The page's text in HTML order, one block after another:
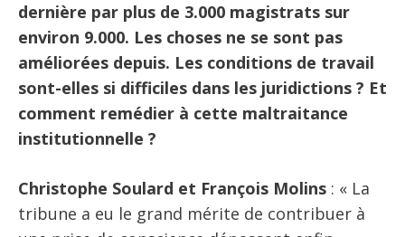
dernière par plus de 3.000 magistrats sur
environ 9.000. Les choses ne se sont pas
améliorées depuis. Les conditions de travail
sont-elles si difficiles dans les juridictions ? Et
comment remédier à cette maltraitance
institutionnelle ?
Christophe Soulard et François Molins : « La
tribune a eu le grand mérite de contribuer à